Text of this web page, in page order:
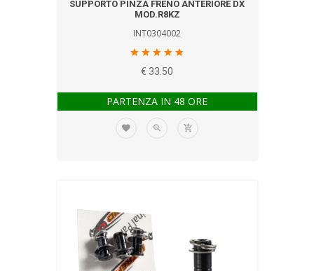
SUPPORTO PINZA FRENO ANTERIORE DX
MOD.R8KZ
INT0304002
€ 33.50
PARTENZA IN 48 ORE